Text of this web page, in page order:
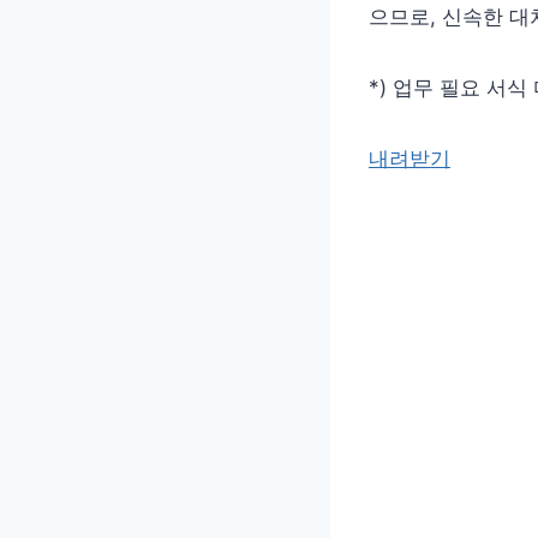
으므로, 신속한
*) 업무 필요 서식
내려받기